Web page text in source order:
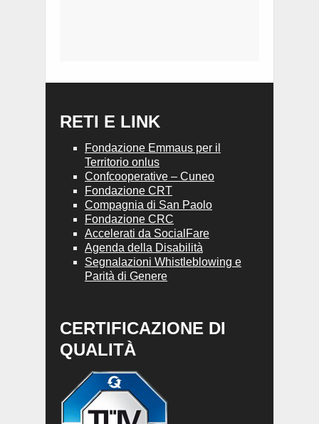
RETI E LINK
Fondazione Emmaus per il
Territorio onlus
Confcooperative – Cuneo
Fondazione CRT
Compagnia di San Paolo
Fondazione CRC
Accelerati da SocialFare
Agenda della Disabilità
Segnalazioni Whistleblowing e
Parità di Genere
CERTIFICAZIONE DI
QUALITÀ